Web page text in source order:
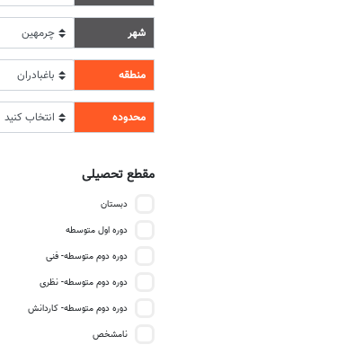
شهر
منطقه
محدوده
مقطع تحصیلی
دبستان
دوره اول متوسطه
دوره دوم متوسطه- فنی
دوره دوم متوسطه- نظری
دوره دوم متوسطه- کاردانش
نامشخص